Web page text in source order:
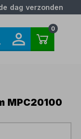
dag verzonden
0
MPC20100